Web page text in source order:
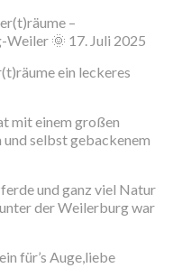
–
Weiler 🌞 17. Juli 2025
ein leckeres
mit einem großen
selbst gebackenem
und ganz viel Natur
der Weilerburg war
für’s Auge,liebe